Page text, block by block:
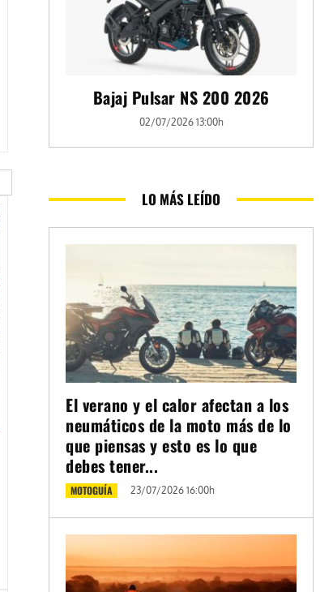
Bajaj Pulsar NS 200 2026
02/07/2026 13:00h
LO MÁS LEÍDO
El verano y el calor afectan a los
neumáticos de la moto más de lo
que piensas y esto es lo que
debes tener...
MOTOGUÍA 23/07/2026 16:00h